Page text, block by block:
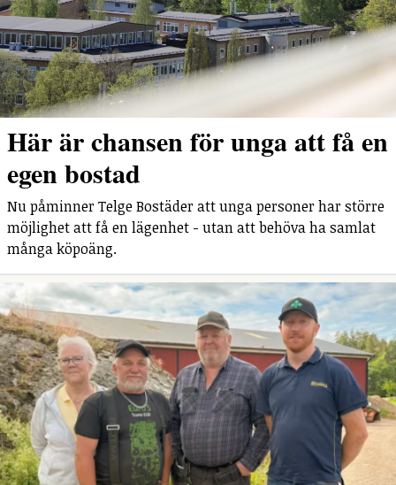
Här är chansen för unga att få en
egen bostad
Nu påminner Telge Bostäder att unga personer har större
möjlighet att få en lägenhet - utan att behöva ha samlat
många köpoäng.